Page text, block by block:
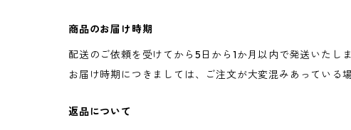
商品のお届け時期
配送のご依頼を受けてから5日から1か月以内で発送いたしま
お届け時期につきましては、ご注文が大変混みあっている
返品について